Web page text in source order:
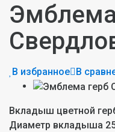
В избранное В
Вкладыш цветной
Диаметр вкладыша